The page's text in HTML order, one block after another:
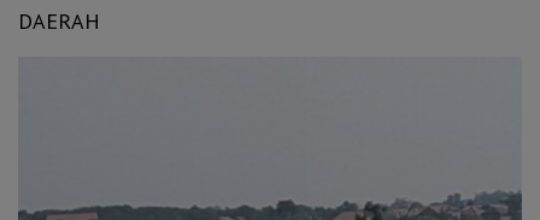
DAERAH